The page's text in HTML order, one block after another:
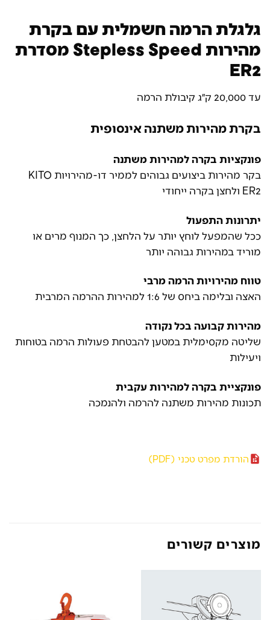
גלגלת הרמה חשמלית עם בקרת
מהירות Stepless Speed מסדרת
ER2
עד 20,000 ק״ג קיבולת הרמה
בקרת מהירות משתנה אינסופית
פונקציות בקרה למהירות משתנה
בקר מהירות ביצועים גבוהים לממיר דו-מהירויות KITO
ER2 ולחצן בקרה ייחודי
יתרונות התפעול
ככל שהמפעל לוחץ יותר על הלחצן, כך המנוף מרים או
מוריד במהירות גבוהה יותר
טווח מהירויות הרמה מרבי
האצה ובלימה ביחס של 1:6 למהירות ההרמה המרבית
מהירות קבועה בכל נקודה
שליטה מקסימלית במטען להבטחת פעולות הרמה בטוחות
ויעילות
פונקציית בקרה למהירות עקבית
תכונות מהירות משתנה להרמה ולהנמכה
הורדת מפרט טכני (PDF)
מוצרים קשורים